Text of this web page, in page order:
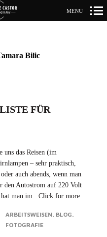
MENU
Bilic
FÜR
uns das Reisen (im
– sehr praktisch,
auch abends, wenn man
den Autostrom auf 220 Volt
man im...Click for more
ARBEITSWEISEN BLOG
FOTOGRAFIE